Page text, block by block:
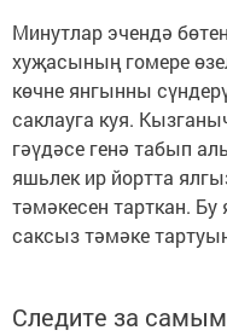
Минутлар эчендә
хуҗасының гомере
көчне янгынны
саклауга куя.
гәүдәсе генә табып
яшьлек ир йортта
тәмәкесен тарткан.
саксыз тәмәке
Следите за